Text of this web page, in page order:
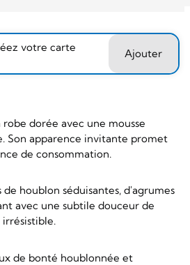
votre carte
Ajouter
dorée avec une mousse
Son apparence invitante promet
de consommation.
houblon séduisantes, d'agrumes
avec une subtile douceur de
de bonté houblonnée et